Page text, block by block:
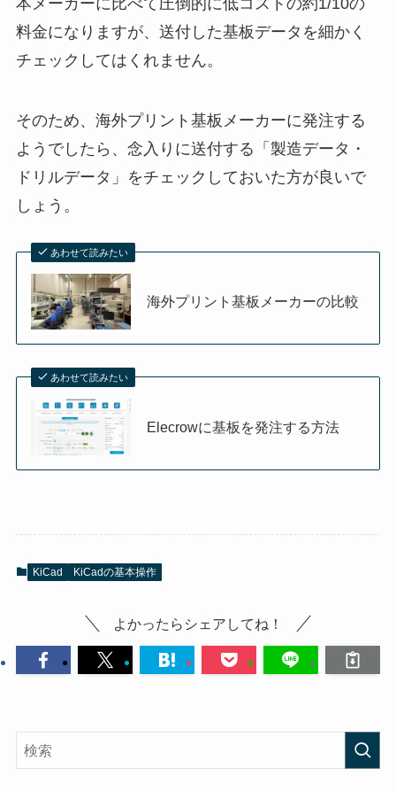
料金になりますが、送付した基板データを細かく
チェックしてはくれません。
そのため、海外プリント基板メーカーに発注する
ようでしたら、念入りに送付する「製造データ・
ドリルデータ」をチェックしておいた方が良いで
しょう。
あわせて読みたい
海外プリント基板メーカーの比較
あわせて読みたい
Elecrowに基板を発注する方法
KiCad KiCadの基本操作
よかったらシェアしてね！